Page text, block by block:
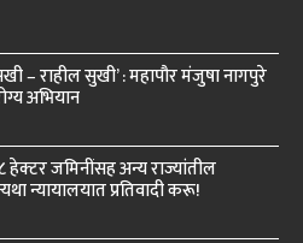
– राहील सुखी’ : महापौर मंजुषा नागपुरे
अभियान
हेक्टर जमिनींसह अन्य राज्यांतील
न्यायालयात प्रतिवादी करू!